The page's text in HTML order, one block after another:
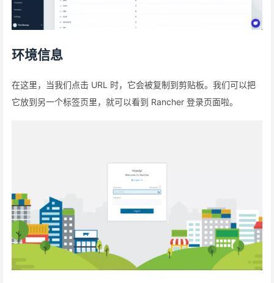
环境信息
在这里，当我们点击 URL 时，它会被复制到剪贴板。我们可以把
它放到另一个标签页里，就可以看到 Rancher 登录页面啦。